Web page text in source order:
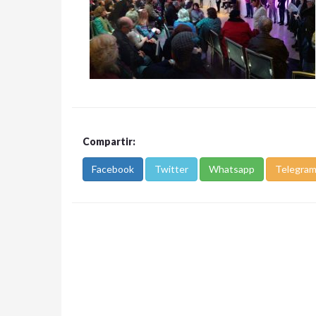
Compartir:
Facebook Twitter Whatsapp Telegram